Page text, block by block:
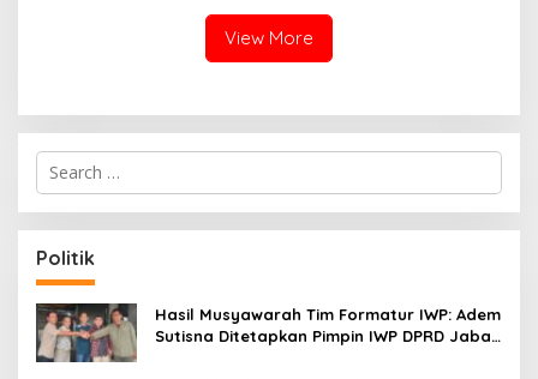
View More
S
r
c
h
f
o
r
:
Politik
Hasil Musyawarah Tim Formatur IWP: Adem
Sutisna Ditetapkan Pimpin IWP DPRD Jabar